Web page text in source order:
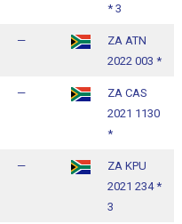
* 3
—
ZA ATN
2022 003 *
—
ZA CAS
2021 1130
*
—
ZA KPU
2021 234 *
3